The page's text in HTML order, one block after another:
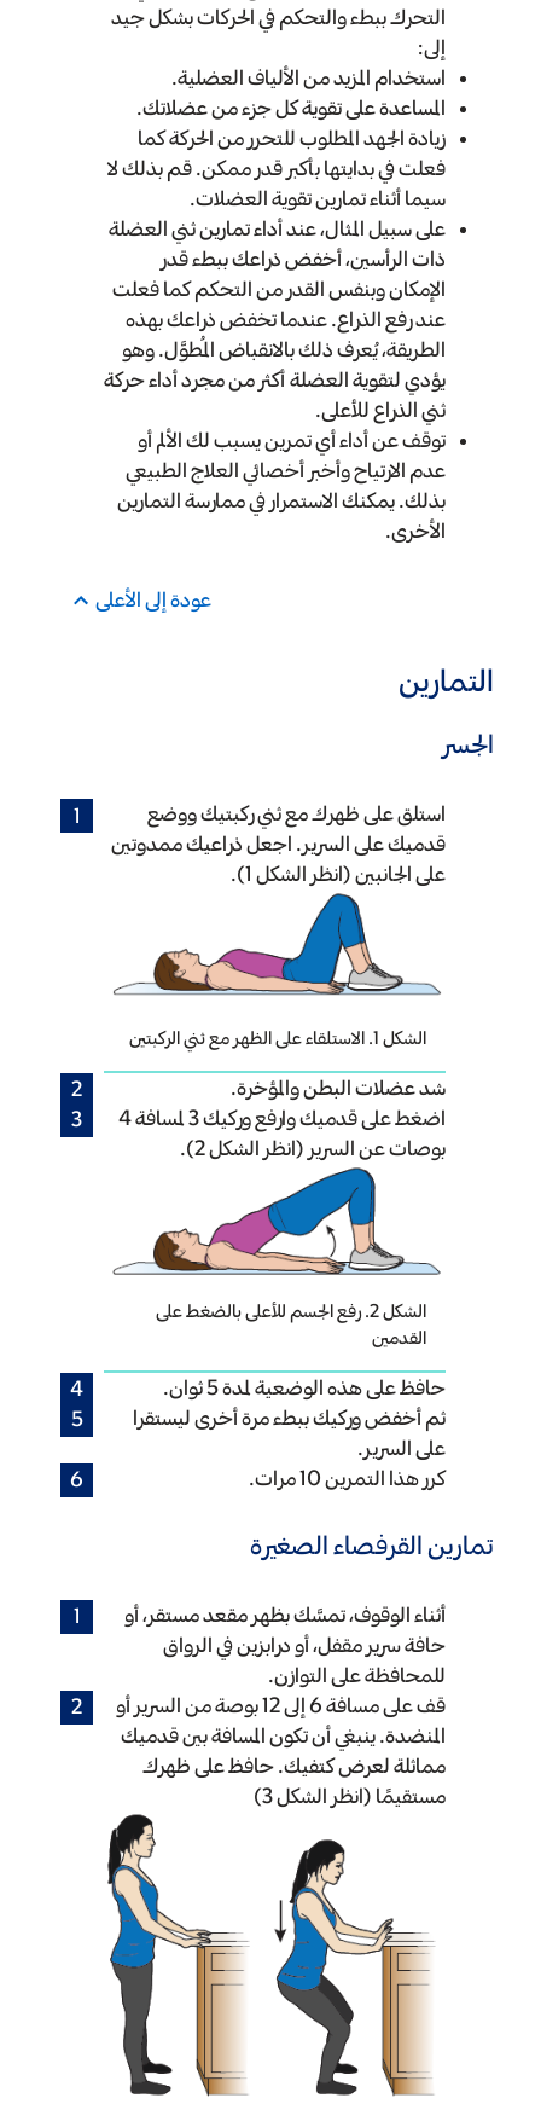
التحرك ببطء والتحكم في الحركات بشكل جيد
إلى:
استخدام المزيد من الألياف العضلية.
المساعدة على تقوية كل جزء من عضلاتك.
زيادة الجهد المطلوب للتحرر من الحركة كما
فعلت في بدايتها بأكبر قدر ممكن. قم بذلك لا
سيما أثناء تمارين تقوية العضلات.
على سبيل المثال، عند أداء تمارين ثني العضلة
ذات الرأسين، أخفض ذراعك ببطء قدر
الإمكان وبنفس القدر من التحكم كما فعلت
عند رفع الذراع. عندما تخفض ذراعك بهذه
الطريقة، يُعرف ذلك بالانقباض المُطوَّل. وهو
يؤدي لتقوية العضلة أكثر من مجرد أداء حركة
ثني الذراع للأعلى.
توقف عن أداء أي تمرين يسبب لك الألم أو
عدم الارتياح وأخبر أخصائي العلاج الطبيعي
بذلك. يمكنك الاستمرار في ممارسة التمارين
الأخرى.
عودة إلى الأعلى
التمارين
الجسر
استلق على ظهرك مع ثني ركبتيك ووضع
قدميك على السرير. اجعل ذراعيك ممدوتين
على الجانبين (انظر الشكل 1).
الشكل 1. الاستلقاء على الظهر مع ثني الركبتين
شد عضلات البطن والمؤخرة.
اضغط على قدميك وارفع وركيك 3 لمسافة 4
بوصات عن السرير (انظر الشكل 2).
الشكل 2. رفع الجسم للأعلى بالضغط على
القدمين
حافظ على هذه الوضعية لمدة 5 ثوان.
ثم أخفض وركيك ببطء مرة أخرى ليستقرا
على السرير.
كرر هذا التمرين 10 مرات.
تمارين القرفصاء الصغيرة
أثناء الوقوف، تمسَّك بظهر مقعد مستقر، أو
حافة سرير مقفل، أو درابزين في الرواق
للمحافظة على التوازن.
قف على مسافة 6 إلى 12 بوصة من السرير أو
المنضدة. ينبغي أن تكون المسافة بين قدميك
مماثلة لعرض كتفيك. حافظ على ظهرك
مستقيمًا (انظر الشكل 3)